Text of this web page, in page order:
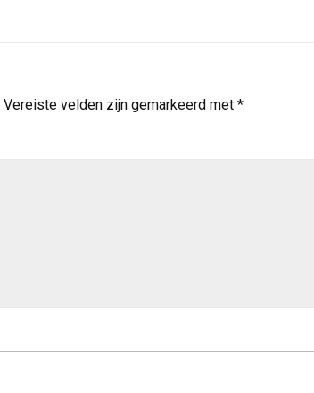
Vereiste velden zijn gemarkeerd met *